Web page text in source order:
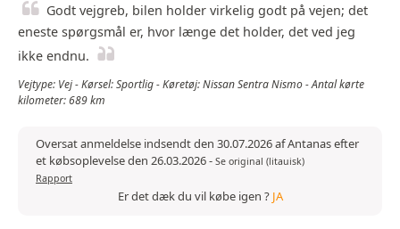
Godt vejgreb, bilen holder virkelig godt på vejen; det
eneste spørgsmål er, hvor længe det holder, det ved jeg
ikke endnu.
Vejtype: Vej - Kørsel: Sportlig - Køretøj: Nissan Sentra Nismo - Antal kørte
kilometer: 689 km
Oversat anmeldelse indsendt den 30.07.2026 af Antanas efter
et købsoplevelse den 26.03.2026- Se original (litauisk)
Rapport
Er det dæk du vil købe igen ? JA